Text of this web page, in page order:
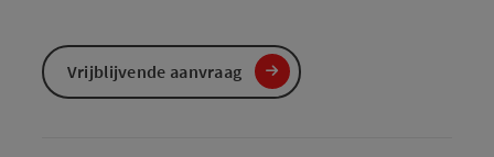
Vrijblijvende aanvraag